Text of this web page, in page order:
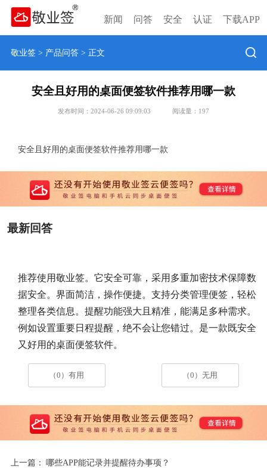
新闻 问答 安全 认证 下载APP
敬业签> 产品问答> 正文
安全且好用的桌面便签软件推荐用哪一款
发布时间：2024-06-26 09:09:03 阅读量： 197
安全且好用的桌面便签软件推荐用哪一款
最新回答
推荐使用敬业签。它安全可靠，采用多重加密技术保障数
据安全。界面简洁，操作便捷。支持分类管理便签，轻松
整理各类信息。提醒功能强大且精准，能满足多种需求。
例如设置重要日程提醒，绝不会让您错过。是一款既安全
又好用的桌面便签软件。
（0）有用 （0）无用
上一篇： 哪些APP能记录并提醒待办事项？